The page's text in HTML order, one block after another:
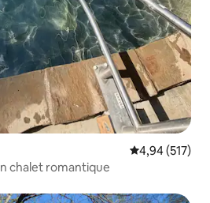
Évaluation
4,94 (517)
chalet romantique